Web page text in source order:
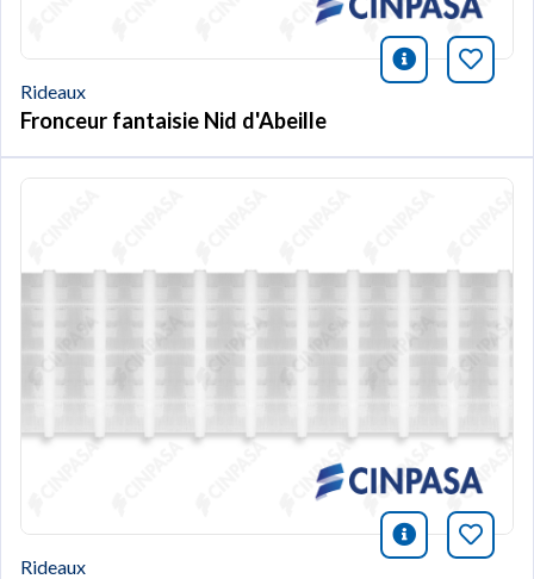
icono
Rideaux
Fronceur fantaisie Nid d'Abeille
icono
Rideaux